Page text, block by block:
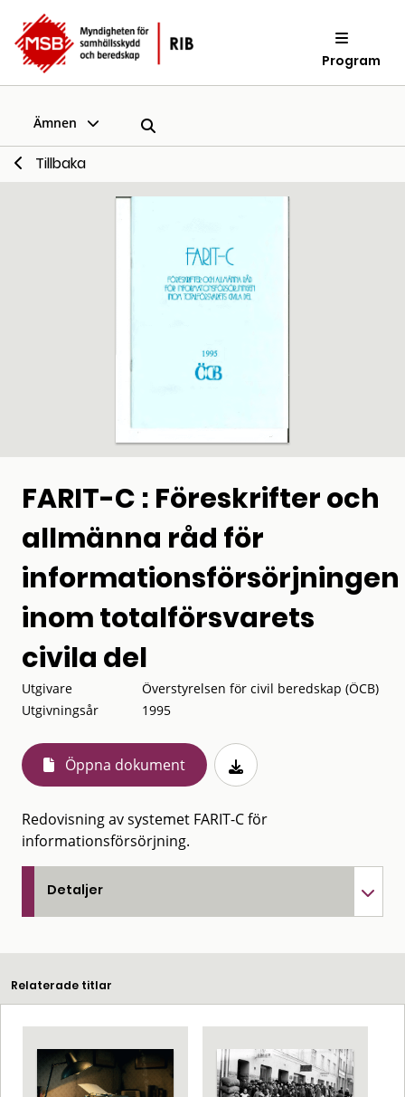
Program
Ämnen
Tillbaka
FARIT-C : Föreskrifter och
allmänna råd för
informationsförsörjningen
inom totalförsvarets
civila del
Utgivare
Överstyrelsen för civil beredskap (ÖCB)
Utgivningsår
1995
Öppna dokument
Redovisning av systemet FARIT-C för
informationsförsörjning.
Detaljer
Relaterade titlar